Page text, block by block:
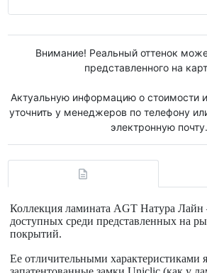
Внимание! Реальный оттенок
представленного на
Актуальную информацию о стоимости
уточнить у менеджеров по телефону
электронную почту.
Коллекция ламината AGT Натура Лайн
доступных среди представленных на
покрытий.
Ее отличительными характеристиками